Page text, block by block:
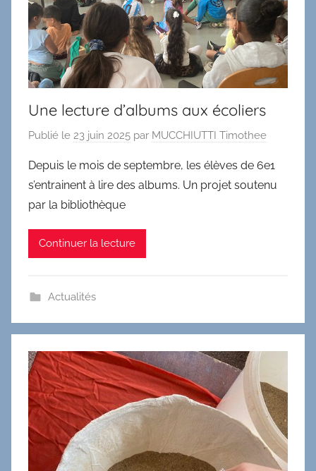
Une lecture d’albums aux écoliers
Publié le 23 juin 2025 par MUCCHIUTTI Timothee
Depuis le mois de septembre, les élèves de 6e1
s’entrainent à lire des albums. Un projet soutenu
par la bibliothèque
Continuer la lecture
Actualités